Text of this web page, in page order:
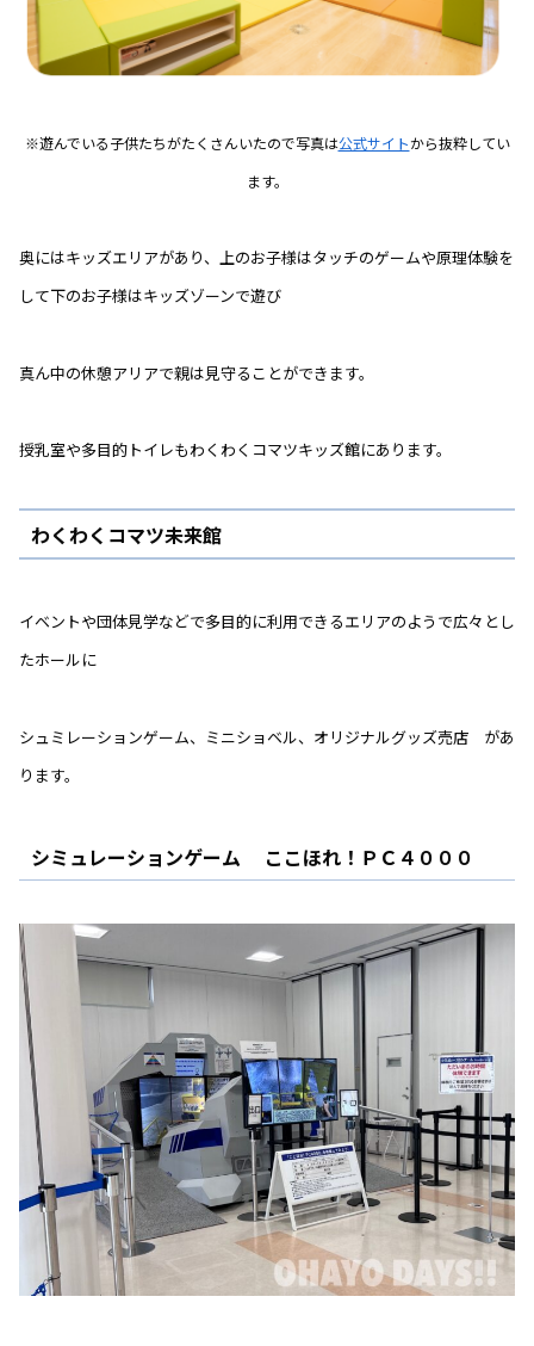
※遊んでいる子供たちがたくさんいたので写真は公式サイトから抜粋してい
ます。
奥にはキッズエリアがあり、上のお子様はタッチのゲームや原理体験を
して下のお子様はキッズゾーンで遊び
真ん中の休憩アリアで親は見守ることができます。
授乳室や多目的トイレもわくわくコマツキッズ館にあります。
わくわくコマツ未来館
イベントや団体見学などで多目的に利用できるエリアのようで広々とし
たホールに
シュミレーションゲーム、ミニショベル、オリジナルグッズ売店 があ
ります。
シミュレーションゲーム ここほれ！ＰＣ４０００